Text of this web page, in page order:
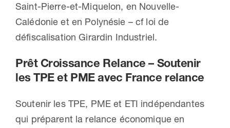
Saint-Pierre-et-Miquelon, en Nouvelle-
Calédonie et en Polynésie – cf loi de
défiscalisation Girardin Industriel.
Prêt Croissance Relance – Soutenir
les TPE et PME avec France relance
Soutenir les TPE, PME et ETI indépendantes
qui préparent la relance économique en